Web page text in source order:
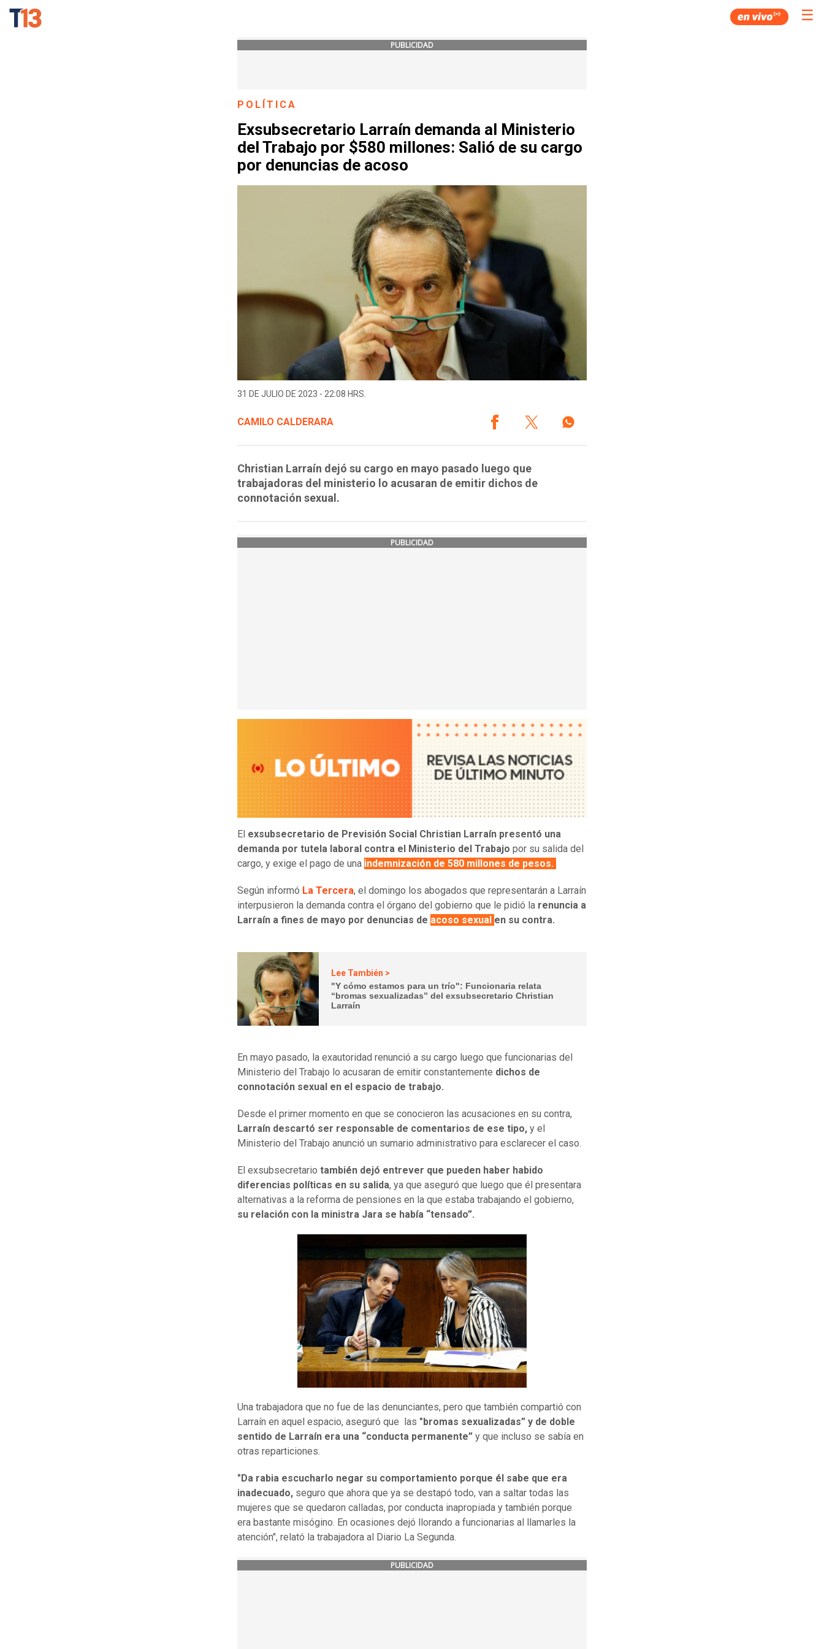
☰
PUBLICIDAD
POLÍTICA
Exsubsecretario Larraín demanda al Ministerio
del Trabajo por $580 millones: Salió de su cargo
por denuncias de acoso
31 DE JULIO DE 2023 - 22:08 HRS.
CAMILO CALDERARA
Christian Larraín dejó su cargo en mayo pasado luego que
trabajadoras del ministerio lo acusaran de emitir dichos de
connotación sexual.
PUBLICIDAD
El exsubsecretario de Previsión Social Christian Larraín presentó una
demanda por tutela laboral contra el Ministerio del Trabajo por su salida del
cargo, y exige el pago de una indemnización de 580 millones de pesos.
Según informó La Tercera, el domingo los abogados que representarán a Larraín
interpusieron la demanda contra el órgano del gobierno que le pidió la renuncia a
Larraín a fines de mayo por denuncias de acoso sexual en su contra.
Lee También >
"Y cómo estamos para un trío": Funcionaria relata
“bromas sexualizadas” del exsubsecretario Christian
Larraín
En mayo pasado, la exautoridad renunció a su cargo luego que funcionarias del
Ministerio del Trabajo lo acusaran de emitir constantemente dichos de
connotación sexual en el espacio de trabajo.
Desde el primer momento en que se conocieron las acusaciones en su contra,
Larraín descartó ser responsable de comentarios de ese tipo, y el
Ministerio del Trabajo anunció un sumario administrativo para esclarecer el caso.
El exsubsecretario también dejó entrever que pueden haber habido
diferencias políticas en su salida, ya que aseguró que luego que él presentara
alternativas a la reforma de pensiones en la que estaba trabajando el gobierno,
su relación con la ministra Jara se había “tensado”.
Una trabajadora que no fue de las denunciantes, pero que también compartió con
Larraín en aquel espacio, aseguró que las "bromas sexualizadas” y de doble
sentido de Larraín era una “conducta permanente” y que incluso se sabía en
otras reparticiones.
"Da rabia escucharlo negar su comportamiento porque él sabe que era
inadecuado, seguro que ahora que ya se destapó todo, van a saltar todas las
mujeres que se quedaron calladas, por conducta inapropiada y también porque
era bastante misógino. En ocasiones dejó llorando a funcionarias al llamarles la
atención", relató la trabajadora al Diario La Segunda.
PUBLICIDAD